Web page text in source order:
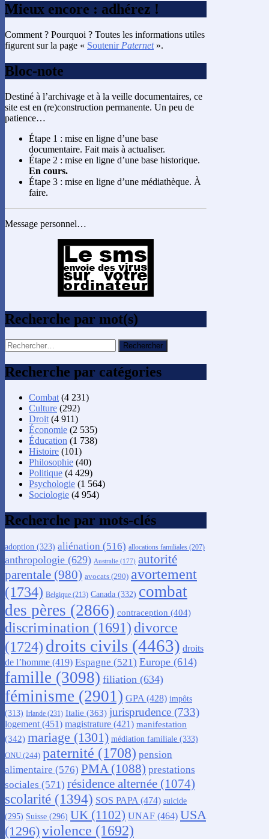
Mieux encore : adhérez !
Comment ? Pourquoi ? Toutes les informations utiles
figurent sur la page « Soutenir Paternet».
Bloc-note
Destiné à l’archivage et à la veille documentaires, ce
site est en (re)construction permanente. Un peu de
patience…
Étape 1 : mise en ligne d’une base
documentaire. Fait mais à actualiser.
Étape 2 : mise en ligne d’une base historique.
En cours.
Étape 3 : mise en ligne d’une médiathèque. À
faire.
Message personnel…
Recherche par mot(s)
Rechercher :
Recherche par catégories
Combat (4 231)
Culture (292)
Droit (4 911)
Économie (2 535)
Éducation (1 738)
Histoire (101)
Philosophie (40)
Politique (4 429)
Psychologie (1 564)
Sociologie (4 954)
Recherche par mots-clés
adoption (323) aliénation (516) allocations familiales (207)
anthropologie (629) Australie (177) autorité
parentale (980) avocats (290) avortement
(1734) Belgique (213) Canada (332) combat
des pères (2866) contraception (404)
discrimination (1691) divorce
(1724) droits civils (4463) droits
de l’homme (419) Espagne (521) Europe (614)
famille (3098) filiation (634)
féminisme (2901) GPA (428) impôts
(313) Irlande (231) Italie (363) jurisprudence (733)
logement (451) magistrature (421) manifestation
(342) mariage (1301) médiation familiale (333)
ONU (244) paternité (1708) pension
alimentaire (576) PMA (1088) prestations
sociales (571) résidence alternée (1074)
scolarité (1394) SOS PAPA (474) suicide
(295) Suisse (296) UK (1102) UNAF (464) USA
(1296)violence (1692)